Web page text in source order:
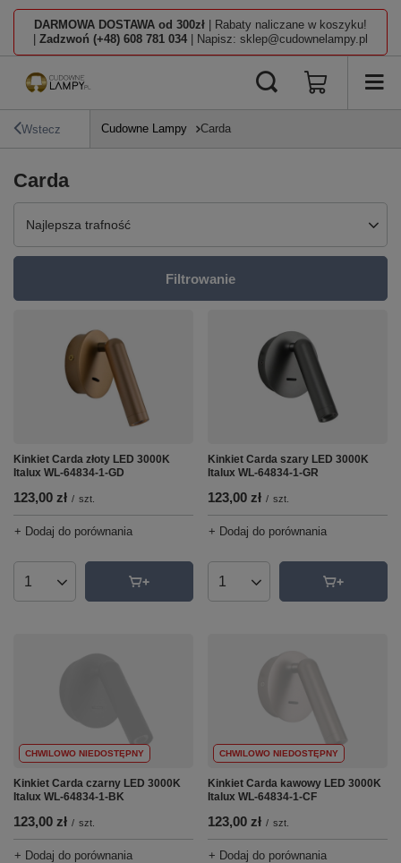
DARMOWA DOSTAWA od 300zł | Rabaty naliczane w koszyku!
Zadzwoń (+48) 608 781 034 | Napisz: sklep@cudownelampy.pl
Wstecz Cudowne Lampy Carda
Carda
Zmień sortowanie
Najlepsza trafność
Filtrowanie
Kinkiet Carda złoty LED 3000K
Italux WL-64834-1-GD
123,00 zł / szt.
+ Dodaj do porównania
Ilość produktów
Kinkiet Carda szary LED 3000K
Italux WL-64834-1-GR
123,00 zł / szt.
+ Dodaj do porównania
Ilość produktów
CHWILOWO NIEDOSTĘPNY
Kinkiet Carda czarny LED 3000K
Italux WL-64834-1-BK
123,00 zł / szt.
+ Dodaj do porównania
CHWILOWO NIEDOSTĘPNY
Kinkiet Carda kawowy LED 3000K
Italux WL-64834-1-CF
123,00 zł / szt.
+ Dodaj do porównania